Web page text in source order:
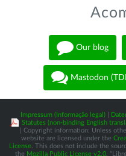
Our blog
Mastodon
Impressum (Informação legal)
Statutes (non-binding English
| Copyright information: Unless
website are licensed under the
License . This does not include the
the Mozilla Public License v2.0 .